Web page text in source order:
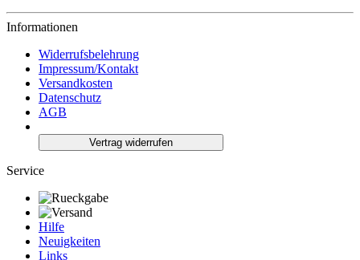
Informationen
Widerrufsbelehrung
Impressum/Kontakt
Versandkosten
Datenschutz
AGB
Vertrag widerrufen
Service
Hilfe
Neuigkeiten
Links